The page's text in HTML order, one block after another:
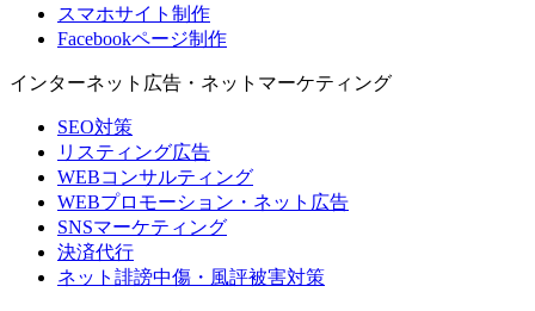
スマホサイト制作
Facebookページ制作
インターネット広告・ネットマーケティング
SEO対策
リスティング広告
WEBコンサルティング
WEBプロモーション・ネット広告
SNSマーケティング
決済代行
ネット誹謗中傷・風評被害対策